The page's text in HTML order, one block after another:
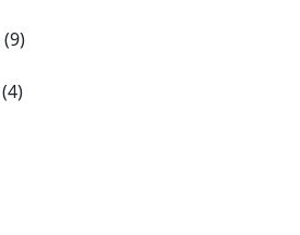
(9)
(4)